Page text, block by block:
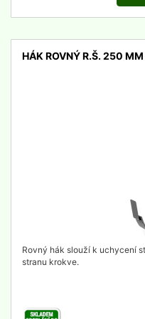
HÁK ROVNÝ R.Š. 250
Rovný hák slouží k uchycení
stranu krokve.